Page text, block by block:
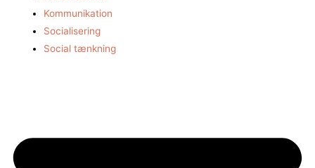
Kommunikation
Socialisering
Social tænkning